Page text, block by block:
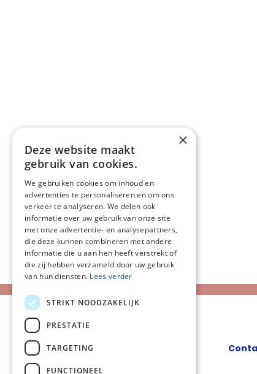
×
Deze website maakt
gebruik van cookies.
We gebruiken cookies om inhoud en
advertenties te personaliseren en om ons
verkeer te analyseren. We delen ook
informatie over uw gebruik van onze site
met onze advertentie- en analysepartners,
die deze kunnen combineren met andere
informatie die u aan hen heeft verstrekt of
die zij hebben verzameld door uw gebruik
van hun diensten. Lees verder
STRIKT NOODZAKELIJK
PRESTATIE
TARGETING
FUNCTIONEEL